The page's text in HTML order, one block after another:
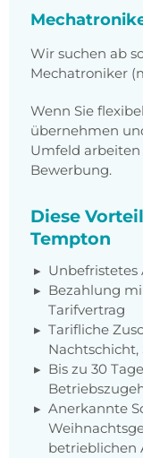
Wir suchen ab
Mechatroniker
Wenn Sie
übernehmen
Umfeld
Bewerbung.
Diese
Tempton
Unbefristetes
Bezahlung
Tarifvertrag
Tarifliche
Bis zu 30
Anerkannte
betrieblichen